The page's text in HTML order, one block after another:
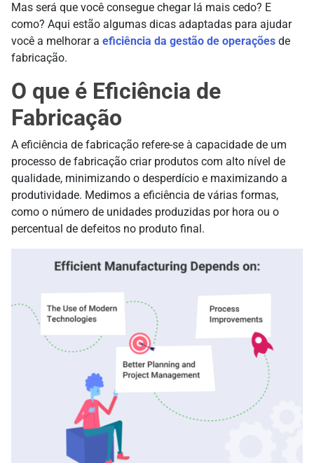
Mas será que você consegue chegar lá mais cedo? E
como? Aqui estão algumas dicas adaptadas para ajudar
você a melhorar a eficiência da gestão de operações de
fabricação.
O que é Eficiência de
Fabricação
A eficiência de fabricação refere-se à capacidade de um
processo de fabricação criar produtos com alto nível de
qualidade, minimizando o desperdício e maximizando a
produtividade. Medimos a eficiência de várias formas,
como o número de unidades produzidas por hora ou o
percentual de defeitos no produto final.